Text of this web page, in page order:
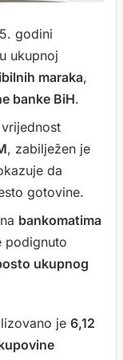
godini
ukupnoj
maraka,
banke BiH.
, zabilježen je
da
gotovine.
bankomatima
podignuto
ukupnog
je 6,12